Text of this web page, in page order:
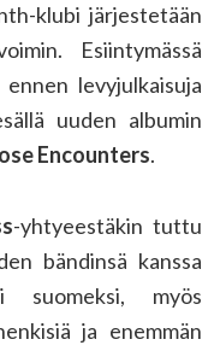
klubi järjestetään
Esiintymässä
levyjulkaisuja
uuden albumin
Encounters.
-yhtyeestäkin tuttu
bändinsä kanssa
suomeksi, myös
ja enemmän